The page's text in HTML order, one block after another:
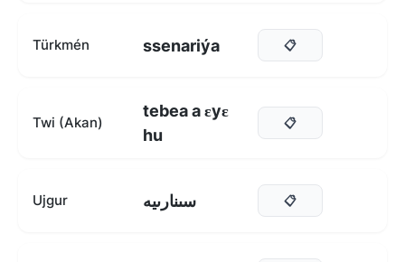
Türkmén ssenariýa 📋
Twi (Akan)
tebea a ɛyɛ
hu
📋
Ujgur سىنارىيە 📋